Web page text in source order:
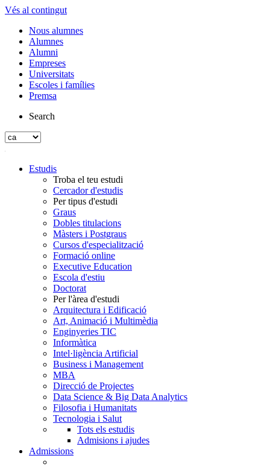
Vés al contingut
Nous alumnes
Alumnes
Alumni
Empreses
Universitats
Escoles i famílies
Premsa
Search
Estudis
Troba el teu estudi
Cercador d'estudis
Per tipus d'estudi
Graus
Dobles titulacions
Màsters i Postgraus
Cursos d'especialització
Formació online
Executive Education
Escola d'estiu
Doctorat
Per l'àrea d'estudi
Arquitectura i Edificació
Art, Animació i Multimèdia
Enginyeries TIC
Informàtica
Intel·ligència Artificial
Business i Management
MBA
Direcció de Projectes
Data Science & Big Data Analytics
Filosofia i Humanitats
Tecnologia i Salut
Tots els estudis
Admisions i ajudes
Admissions